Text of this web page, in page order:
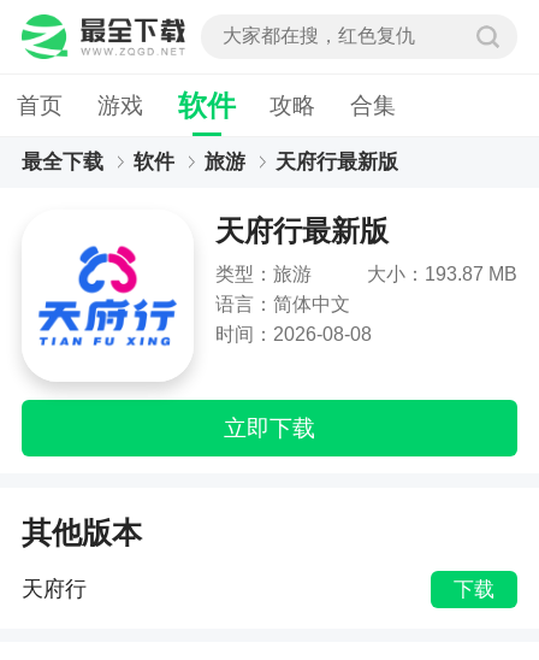
首页 游戏 软件 攻略 合集
最全下载 软件 旅游 天府行最新版
天府行最新版
类型：旅游
大小：193.87 MB
语言：简体中文
时间：2026-08-08
立即下载
其他版本
天府行 下载